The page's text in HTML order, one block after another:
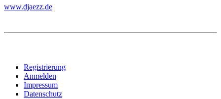
www.djaezz.de
Registrierung
Anmelden
Impressum
Datenschutz